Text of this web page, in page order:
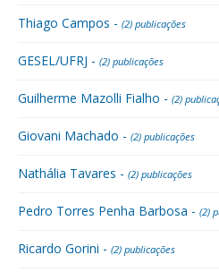
Thiago Campos - (2) publicações
GESEL/UFRJ - (2) publicações
Guilherme Mazolli Fialho - (2)
Giovani Machado - (2) publicações
Nathália Tavares - (2) publicações
Pedro Torres Penha Barbosa - (2)
Ricardo Gorini - (2) publicações